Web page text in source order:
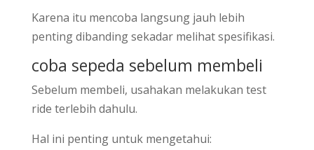
Karena itu mencoba langsung jauh lebih
penting dibanding sekadar melihat spesifikasi.
coba sepeda sebelum membeli
Sebelum membeli, usahakan melakukan test
ride terlebih dahulu.
Hal ini penting untuk mengetahui: